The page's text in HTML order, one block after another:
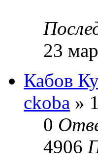
23
Кабов
ckoba »
0
4906